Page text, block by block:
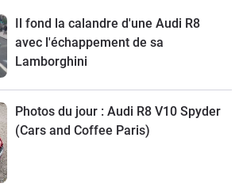
Il fond la calandre d'une Audi R8
avec l'échappement de sa
Lamborghini
Photos du jour : Audi R8 V10 Spyder
(Cars and Coffee Paris)